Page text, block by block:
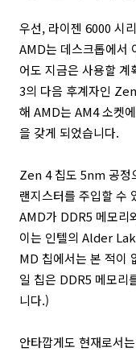
우선, 라이젠 6000 시
AMD는 데스크톱에서
어도 지금은 사용할
3의 다음 후계자인
해 AMD는 AM4 소켓
을 갖게 되었습니다.
Zen 4 칩도 5nm 공정
랜지스터를 주입할 수
AMD가 DDR5 메모리
이는 인텔의 Alder
MD 칩에서는 본 적이
일 칩은 DDR5 메모리
니다.)
안타깝게도 현재로서